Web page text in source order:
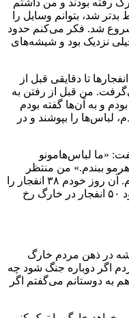
شد، بتوانم وسایل را
شروع شد. فکر می‌کنم حدود
خیلی نزدیک بود و شیشه‌های
ظهر بود، اما انفجارها تا دقایقی قبل از
من قبل از رفتن به
و به آن‌ها گفته بودم
لباس‌ها را بپوشند و در
«ما لباس‌هامونو
ببندم.» من منتظر
ماندم ساعت ۱۲ شود و بعد به خانه بروم. آن روز خودم ۳۸ انفجار را
شمردم و بعد در اخبار اعلام شد که حدود ۵۰ انفجار در خارگ رخ
در ذهن مردم خارگ
اگر دوباره جنگ شود چه
به دوستانم می‌گفتم اگر